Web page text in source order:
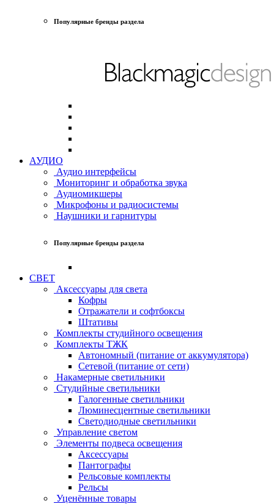
Популярные бренды раздела
АУДИО
Аудио интерфейсы
Мониторинг и обработка звука
Аудиомикшеры
Микрофоны и радиосистемы
Наушники и гарнитуры
Популярные бренды раздела
СВЕТ
Аксессуары для света
Кофры
Отражатели и софтбоксы
Штативы
Комплекты студийного освещения
Комплекты ТЖК
Автономный (питание от аккумулятора)
Сетевой (питание от сети)
Накамерные светильники
Студийные светильники
Галогенные светильники
Люминесцентные светильники
Светодиодные светильники
Управление светом
Элементы подвеса освещения
Аксессуары
Пантографы
Рельсовые комплекты
Рельсы
Уценённые товары